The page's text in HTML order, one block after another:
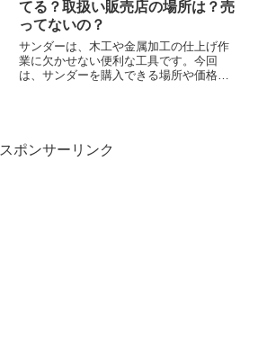
てる？取扱い販売店の場所は？売
ってないの？
サンダーは、木工や金属加工の仕上げ作
業に欠かせない便利な工具です。今回
は、サンダーを購入できる場所や価格帯
スポンサーリンク